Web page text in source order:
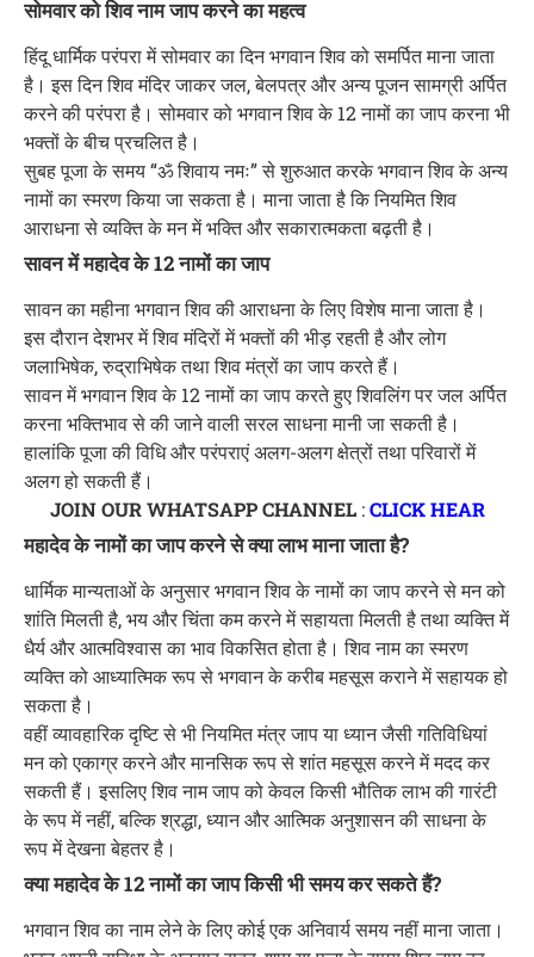
सोमवार को शिव नाम जाप करने का महत्व
हिंदू धार्मिक परंपरा में सोमवार का दिन भगवान शिव को समर्पित माना जाता
है। इस दिन शिव मंदिर जाकर जल, बेलपत्र और अन्य पूजन सामग्री अर्पित
करने की परंपरा है। सोमवार को भगवान शिव के 12 नामों का जाप करना भी
भक्तों के बीच प्रचलित है।
सुबह पूजा के समय “ॐ शिवाय नमः” से शुरुआत करके भगवान शिव के अन्य
नामों का स्मरण किया जा सकता है। माना जाता है कि नियमित शिव
आराधना से व्यक्ति के मन में भक्ति और सकारात्मकता बढ़ती है।
सावन में महादेव के 12 नामों का जाप
सावन का महीना भगवान शिव की आराधना के लिए विशेष माना जाता है।
इस दौरान देशभर में शिव मंदिरों में भक्तों की भीड़ रहती है और लोग
जलाभिषेक, रुद्राभिषेक तथा शिव मंत्रों का जाप करते हैं।
सावन में भगवान शिव के 12 नामों का जाप करते हुए शिवलिंग पर जल अर्पित
करना भक्तिभाव से की जाने वाली सरल साधना मानी जा सकती है।
हालांकि पूजा की विधि और परंपराएं अलग-अलग क्षेत्रों तथा परिवारों में
अलग हो सकती हैं।
JOIN OUR WHATSAPP CHANNEL:CLICK HEAR
महादेव के नामों का जाप करने से क्या लाभ माना जाता है?
धार्मिक मान्यताओं के अनुसार भगवान शिव के नामों का जाप करने से मन को
शांति मिलती है, भय और चिंता कम करने में सहायता मिलती है तथा व्यक्ति में
धैर्य और आत्मविश्वास का भाव विकसित होता है। शिव नाम का स्मरण
व्यक्ति को आध्यात्मिक रूप से भगवान के करीब महसूस कराने में सहायक हो
सकता है।
वहीं व्यावहारिक दृष्टि से भी नियमित मंत्र जाप या ध्यान जैसी गतिविधियां
मन को एकाग्र करने और मानसिक रूप से शांत महसूस करने में मदद कर
सकती हैं। इसलिए शिव नाम जाप को केवल किसी भौतिक लाभ की गारंटी
के रूप में नहीं, बल्कि श्रद्धा, ध्यान और आत्मिक अनुशासन की साधना के
रूप में देखना बेहतर है।
क्या महादेव के 12 नामों का जाप किसी भी समय कर सकते हैं?
भगवान शिव का नाम लेने के लिए कोई एक अनिवार्य समय नहीं माना जाता।